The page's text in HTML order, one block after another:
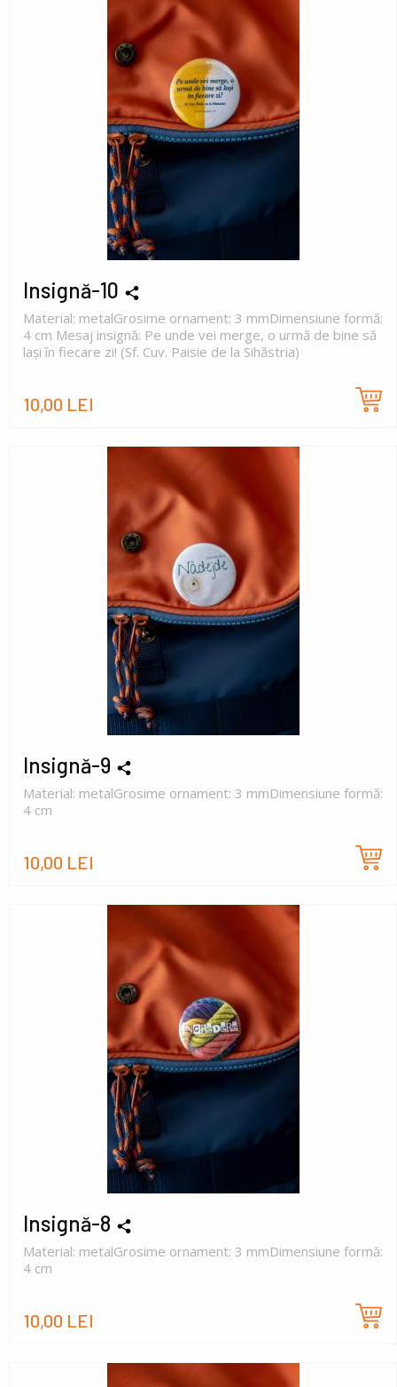
Insignă-10
Material: metalGrosime ornament: 3 mmDimensiune formă:
4 cm Mesaj insignă: Pe unde vei merge, o urmă de bine să
lași în fiecare zi! (Sf. Cuv. Paisie de la Sihăstria)
10,00 LEI
Insignă-9
Material: metalGrosime ornament: 3 mmDimensiune formă:
4 cm
10,00 LEI
Insignă-8
Material: metalGrosime ornament: 3 mmDimensiune formă:
4 cm
10,00 LEI